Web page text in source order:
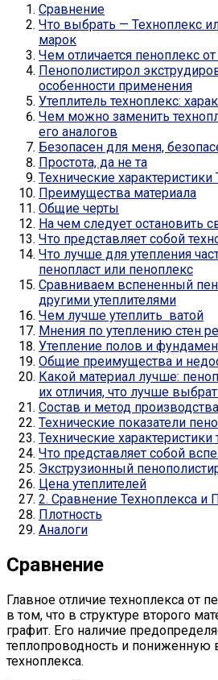
Сравнение
Что выбрать — Техноплекс
марок
Чем отличается пеноплекс
Пенополистирол
особенности применения
Утеплитель техноплекс:
Чем можно заменить
его аналогов
Безопасен для меня,
Простота, да не та
Технические характеристики
Преимущества материала
Общие черты
На чем следует остановить
Что представляет собой
Что лучше для утепления
пенопласт или пеноплекс
Сравниваем вспененный
другими утеплителями
Чем лучше утеплить ватой
Мнения по утеплению стен
Утепление полов и
Общие преимущества и
Какой материал лучше:
их отличия, что лучше
Состав и метод производства
Технические показатели
Технические характеристики
Что представляет собой
Экструзионный
Цена утеплителей
2. Сравнение Техноплекса и
Плотность
Аналоги
Сравнение
Главное отличие техноплекса от
в том, что в структуре второго
графит. Его наличие
теплопроводность и пониженную
техноплекса.